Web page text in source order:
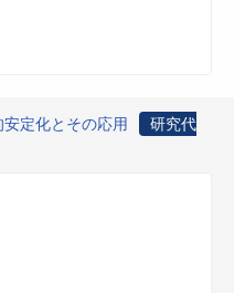
定化とその応用
研究代